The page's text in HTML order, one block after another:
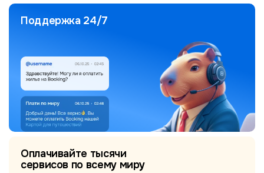
Поддержка 24/7
Оплачивайте тысячи
сервисов по всему миру